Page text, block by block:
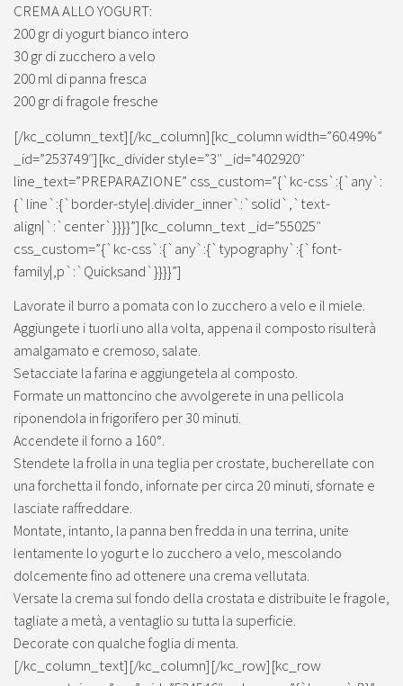
CREMA ALLO YOGURT:
200 gr di yogurt bianco intero
30 gr di zucchero a velo
200 ml di panna fresca
200 gr di fragole fresche
[/kc_column_text][/kc_column][kc_column width=”60.49%”
_id=”253749″][kc_divider style=”3″ _id=”402920″
line_text=”PREPARAZIONE” css_custom=”{`kc-css`:{`any`:
{`line`:{`border-style|.divider_inner`:`solid`,`text-
align|`:`center`}}}}”][kc_column_text _id=”55025″
css_custom=”{`kc-css`:{`any`:{`typography`:{`font-
family|,p`:`Quicksand`}}}}”]
Lavorate il burro a pomata con lo zucchero a velo e il miele.
Aggiungete i tuorli uno alla volta, appena il composto risulterà
amalgamato e cremoso, salate.
Setacciate la farina e aggiungetela al composto.
Formate un mattoncino che avvolgerete in una pellicola
riponendola in frigorifero per 30 minuti.
Accendete il forno a 160°.
Stendete la frolla in una teglia per crostate, bucherellate con
una forchetta il fondo, infornate per circa 20 minuti, sfornate e
lasciate raffreddare.
Montate, intanto, la panna ben fredda in una terrina, unite
lentamente lo yogurt e lo zucchero a velo, mescolando
dolcemente fino ad ottenere una crema vellutata.
Versate la crema sul fondo della crostata e distribuite le fragole,
tagliate a metà, a ventaglio su tutta la superficie.
Decorate con qualche foglia di menta.
[/kc_column_text][/kc_column][/kc_row][kc_row